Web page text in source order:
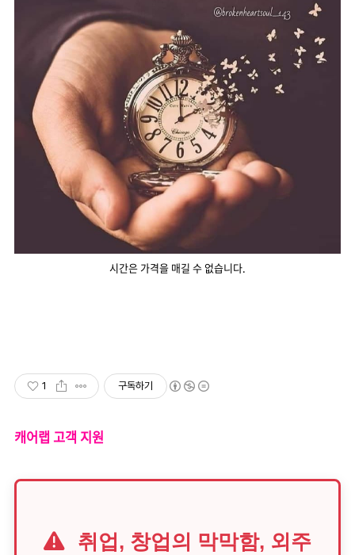
시간은 가격을 매길 수 없습니다.
1 구독하기
캐어랩 고객 지원
취업, 창업의 막막함, 외주